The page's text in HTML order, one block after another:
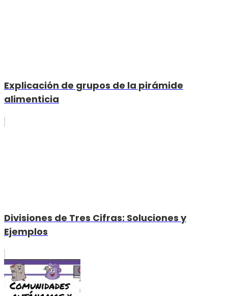
Explicación de grupos de la pirámide
alimenticia
Divisiones de Tres Cifras: Soluciones y
Ejemplos